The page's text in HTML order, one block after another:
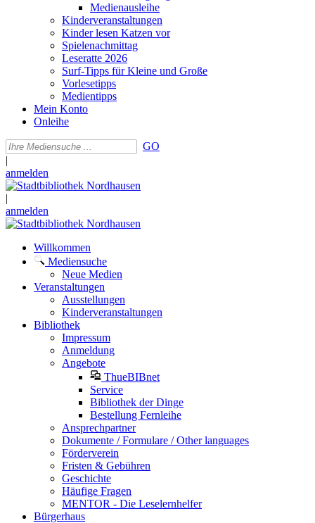
Medienausleihe
Kinderveranstaltungen
Kinder lesen Katzen vor
Spielenachmittag
Leseratte 2026
Surf-Tipps für Kleine und Große
Vorlesetipps
Medientipps
Mein Konto
Onleihe
GO
|
anmelden
|
anmelden
Willkommen
Mediensuche
Neue Medien
Veranstaltungen
Ausstellungen
Kinderveranstaltungen
Bibliothek
Impressum
Anmeldung
Angebote
ThueBIBnet
Service
Bibliothek der Dinge
Bestellung Fernleihe
Ansprechpartner
Dokumente / Formulare / Other languages
Förderverein
Fristen & Gebühren
Geschichte
Häufige Fragen
MENTOR - Die Leselernhelfer
Bürgerhaus